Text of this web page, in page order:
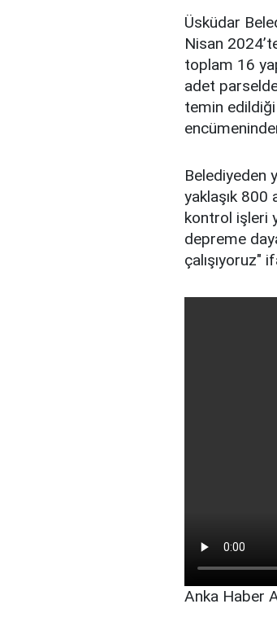
Üsküdar
Nisan
toplam 16
adet
temin edildiği
Belediyeden
yaklaşık 800
kontrol işleri
depreme
çalışıyoruz"
Anka Haber